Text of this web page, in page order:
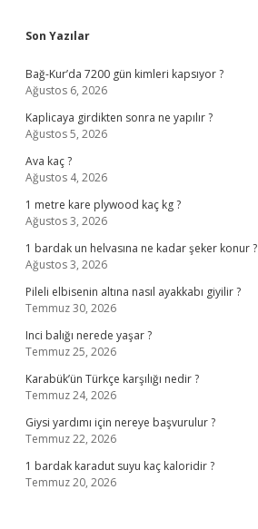
Sidebar
Son Yazılar
Bağ-Kur’da 7200 gün kimleri kapsıyor ?
Ağustos 6, 2026
Kaplicaya girdikten sonra ne yapılır ?
Ağustos 5, 2026
Ava kaç ?
Ağustos 4, 2026
1 metre kare plywood kaç kg ?
Ağustos 3, 2026
1 bardak un helvasına ne kadar şeker konur ?
Ağustos 3, 2026
Pileli elbisenin altına nasıl ayakkabı giyilir ?
Temmuz 30, 2026
Inci balığı nerede yaşar ?
Temmuz 25, 2026
Karabük’ün Türkçe karşılığı nedir ?
Temmuz 24, 2026
Giysi yardımı için nereye başvurulur ?
Temmuz 22, 2026
1 bardak karadut suyu kaç kaloridir ?
Temmuz 20, 2026